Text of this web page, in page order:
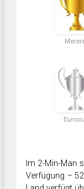
Im 2-Min-Man
Verfügung –